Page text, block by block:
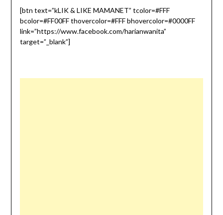
[btn text=”kLIK & LIKE MAMANET” tcolor=#FFF
bcolor=#FF00FF thovercolor=#FFF bhovercolor=#0000FF
link=”https://www.facebook.com/harianwanita”
target=”_blank”]